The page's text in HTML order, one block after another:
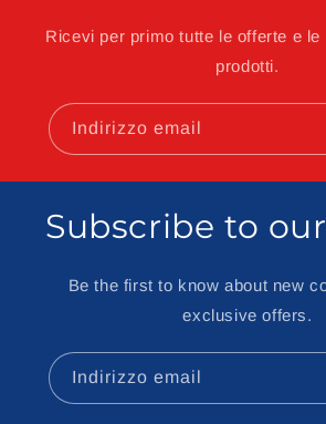
Ricevi per primo tutte le offerte e
prodotti.
Indirizzo email
Subscribe to
Be the first to know about new
exclusive offers.
Indirizzo email